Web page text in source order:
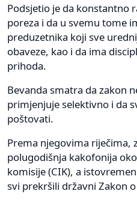
Podsjetio je da konstantno
poreza i da u svemu tome
preduzetnika koji sve
obaveze, kao i da ima
prihoda.
Bevanda smatra da zakon
primjenjuje selektivno i da
poštovati.
Prema njegovima riječima,
polugodišnja kakofonija
komisije (CIK), a
svi prekršili državni Zakon